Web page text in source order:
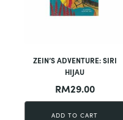
ZEIN’S ADVENTURE: SIRI
HIJAU
RM29.00
ADD TO CART